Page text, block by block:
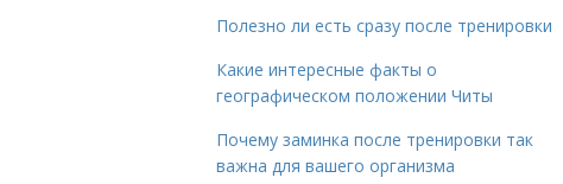
Полезно ли есть сразу после тренировки
Какие интересные факты о
географическом положении Читы
Почему заминка после тренировки так
важна для вашего организма